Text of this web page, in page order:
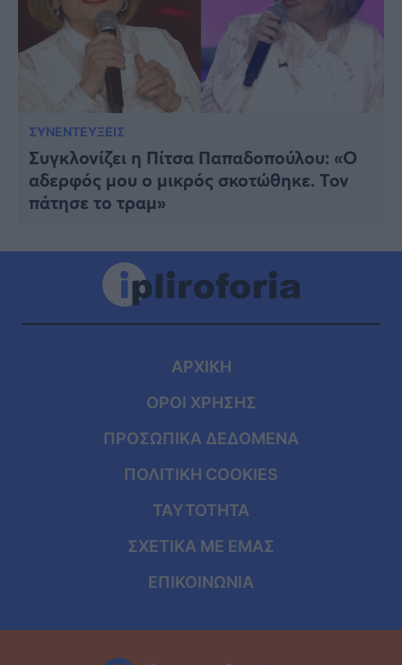
ΣΥΝΕΝΤΕΥΞΕΙΣ
Συγκλονίζει η Πίτσα Παπαδοπούλου: «Ο
αδερφός μου ο μικρός σκοτώθηκε. Τον
πάτησε το τραμ»
ΑΡΧΙΚΗ
ΟΡΟΙ ΧΡΗΣΗΣ
ΠΡΟΣΩΠΙΚΑ ΔΕΔΟΜΕΝΑ
ΠΟΛΙΤΙΚΗ COOKIES
ΤΑΥΤΟΤΗΤΑ
ΣΧΕΤΙΚΑ ΜΕ ΕΜΑΣ
ΕΠΙΚΟΙΝΩΝΙΑ